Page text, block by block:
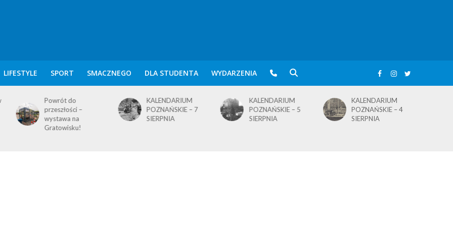
LIFESTYLE SPORT SMACZNEGO DLA STUDENTA WYDARZENIA
Powrót do
przeszłości –
wystawa na
Gratowisku!
KALENDARIUM
POZNAŃSKIE – 7
SIERPNIA
KALENDARIUM
POZNAŃSKIE – 5
SIERPNIA
KALENDARIUM
POZNAŃSKIE – 4
SIERPNIA